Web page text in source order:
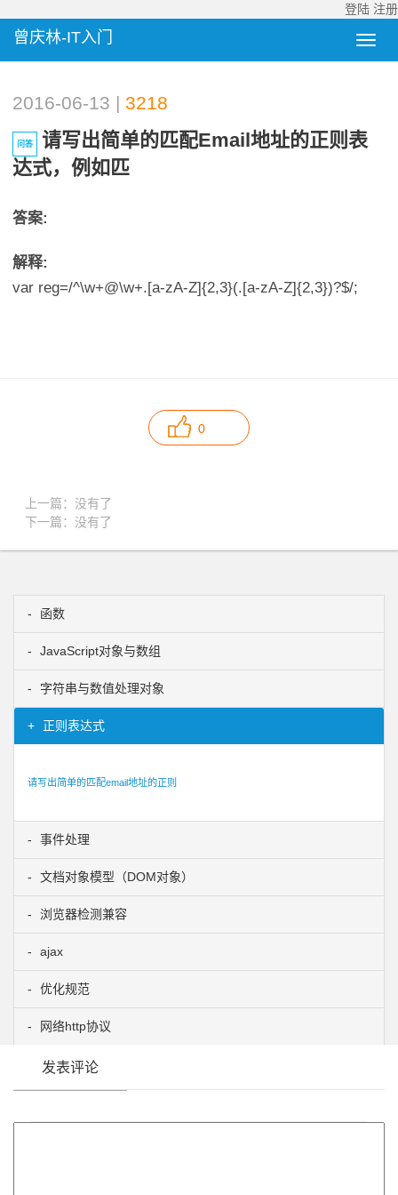
登陆 注册
曾庆林-IT入门
2016-06-13 |3218
问答
请写出简单的匹配email地址的正则表
达式，例如匹
答案:
解释:
var reg=/^\w+@\w+.[a-zA-Z]{2,3}(.[a-zA-Z]{2,3})?$/;
0
上一篇：没有了
下一篇：没有了
函数
JavaScript对象与数组
字符串与数值处理对象
正则表达式
请写出简单的匹配email地址的正则
事件处理
文档对象模型（DOM对象）
浏览器检测兼容
ajax
优化规范
网络http协议
发表评论